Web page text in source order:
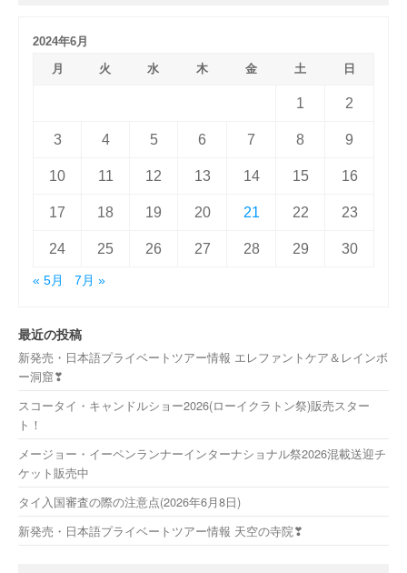
2024年6月
月
火 水 木 金 土 日
1 2
3 4 5 6 7 8 9
10 11 12 13 14 15 16
17 18 19 20 21 22 23
24 25 26 27 28 29 30
« 5月 7月 »
最近の投稿
新発売・日本語プライベートツアー情報 エレファントケア＆レインボ
ー洞窟❣
スコータイ・キャンドルショー2026(ローイクラトン祭)販売スター
ト！
メージョー・イーペンランナーインターナショナル祭2026混載送迎チ
ケット販売中
タイ入国審査の際の注意点(2026年6月8日)
新発売・日本語プライベートツアー情報 天空の寺院❣